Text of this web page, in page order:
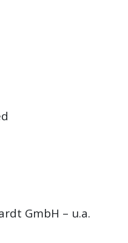
GmbH – u.a.